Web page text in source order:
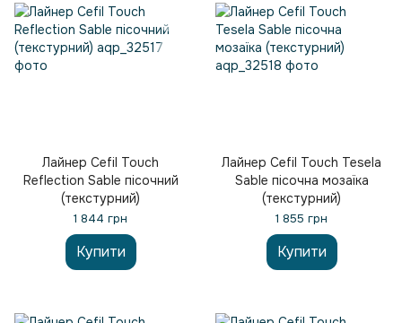
Лайнер Cefil Touch
Reflection Sable пісочний
(текстурний)
1 844 грн
Купити
Лайнер Cefil Touch Tesela
Sable пісочна мозаїка
(текстурний)
1 855 грн
Купити